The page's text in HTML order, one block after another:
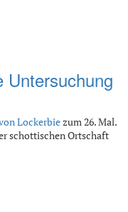
Untersuchung
Lockerbiezum 26. Mal.
schottischen Ortschaft